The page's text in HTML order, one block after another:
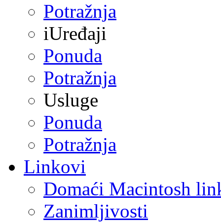
Potražnja
iUređaji
Ponuda
Potražnja
Usluge
Ponuda
Potražnja
Linkovi
Domaći Macintosh
Zanimljivosti